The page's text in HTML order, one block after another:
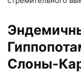
Слоны-